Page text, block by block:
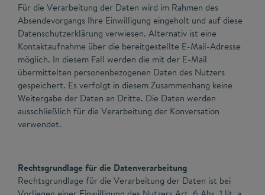
Für die Verarbeitung der Daten wird im Rahmen des
Absendevorgangs Ihre Einwilligung eingeholt und auf diese
Datenschutzerklärung verwiesen. Alternativ ist eine
Kontaktaufnahme über die bereitgestellte E-Mail-Adresse
möglich. In diesem Fall werden die mit der E-Mail
übermittelten personenbezogenen Daten des Nutzers
gespeichert. Es verfolgt in diesem Zusammenhang keine
Weitergabe der Daten an Dritte. Die Daten werden
ausschließlich für die Verarbeitung der Konversation
verwendet.
Rechtsgrundlage für die Datenverarbeitung
Rechtsgrundlage für die Verarbeitung der Daten ist bei